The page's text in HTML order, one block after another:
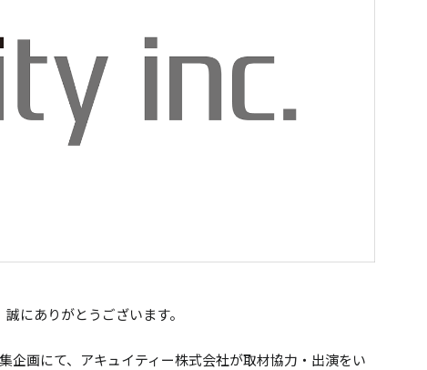
にありがとうございます。
企画にて、アキュイティー株式会社が取材協力・出演をい